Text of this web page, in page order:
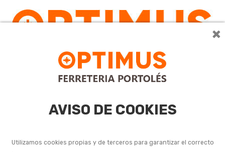
×
AVISO DE COOKIES
Utilizamos cookies propias y de terceros para garantizar el correcto